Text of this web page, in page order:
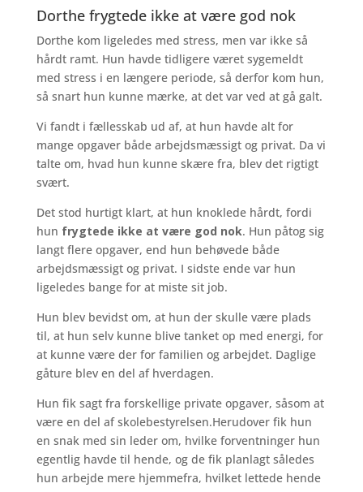
Dorthe frygtede ikke at være god nok
Dorthe kom ligeledes med stress, men var ikke så
hårdt ramt. Hun havde tidligere været sygemeldt
med stress i en længere periode, så derfor kom hun,
så snart hun kunne mærke, at det var ved at gå galt.
Vi fandt i fællesskab ud af, at hun havde alt for
mange opgaver både arbejdsmæssigt og privat. Da vi
talte om, hvad hun kunne skære fra, blev det rigtigt
svært.
Det stod hurtigt klart, at hun knoklede hårdt, fordi
hun frygtede ikke at være god nok. Hun påtog sig
langt flere opgaver, end hun behøvede både
arbejdsmæssigt og privat. I sidste ende var hun
ligeledes bange for at miste sit job.
Hun blev bevidst om, at hun der skulle være plads
til, at hun selv kunne blive tanket op med energi, for
at kunne være der for familien og arbejdet. Daglige
gåture blev en del af hverdagen.
Hun fik sagt fra forskellige private opgaver, såsom at
være en del af skolebestyrelsen.Herudover fik hun
en snak med sin leder om, hvilke forventninger hun
egentlig havde til hende, og de fik planlagt således
hun arbejde mere hjemmefra, hvilket lettede hende